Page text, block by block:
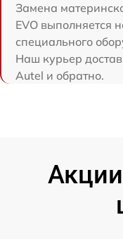
Замена
EVO выполняется
специального
Наш курьер
Autel и обратно.